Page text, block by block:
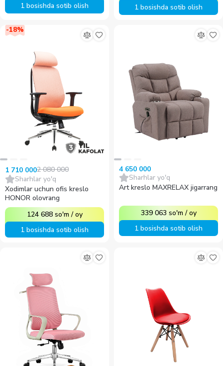
1 bosishda sotib olish
1 bosishda sotib olish
-18%
1 710 0002 080 000
Sharhlar yo'q
Xodimlar uchun ofis kreslo
HONOR olovrang
124 688 so'm /oy
1 bosishda sotib olish
4 650 000
Sharhlar yo'q
Art kreslo MAXRELAX jigarrang
339 063 so'm /oy
1 bosishda sotib olish